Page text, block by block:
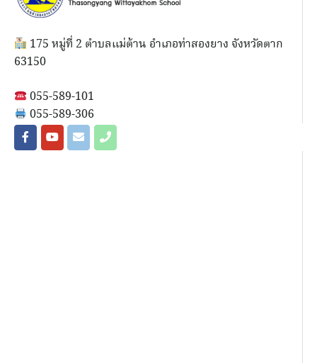
175 หมู่ที่ 2 ตำบลแม่ต้าน อำเภอท่าสองยาง จังหวัดตาก
63150
055-589-101
055-589-306